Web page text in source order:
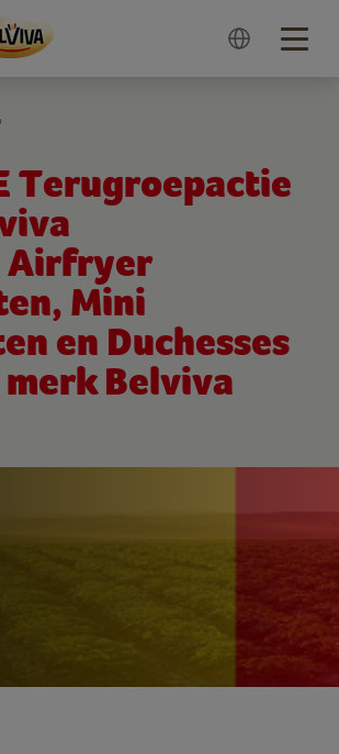
Terugroepactie
Airfryer
Mini
en Duchesses
Belviva